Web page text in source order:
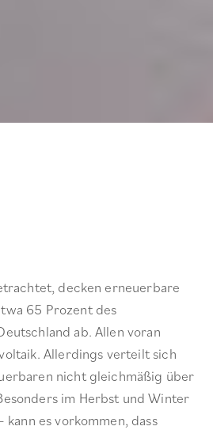
decken erneuerbare
65 Prozent des
ab. Allen voran
Allerdings verteilt sich
nicht gleichmäßig über
im Herbst und Winter
kann es vorkommen, dass